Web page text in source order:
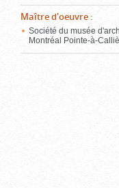
Maître d'oeuvre :
Société du musée
Montréal Pointe-à-